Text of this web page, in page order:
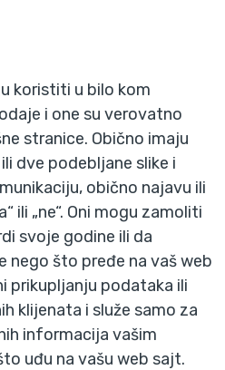
koristiti u bilo kom
i one su verovatno
stranice. Obično imaju
dve podebljane slike i
obično najavu ili
ili „ne“. Oni mogu zamoliti
svoje godine ili da
nego što pređe na vaš web
prikupljanju podataka ili
klijenata i služe samo za
informacija vašim
uđu na vašu web sajt.